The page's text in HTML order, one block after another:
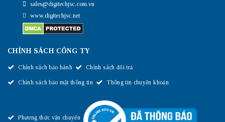
sales@digitechjsc.com.vn
www.digitechjsc.net
CHÍNH SÁCH CÔNG TY
Chính sách bảo hành Chính sách đổi trả
Chính sách bảo mật thông tin Thông tin chuyển khoản
Phương thức vận chuyển